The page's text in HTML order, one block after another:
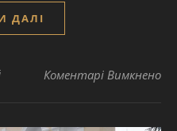
ДАЛІ
Коментарі Вимкненодо